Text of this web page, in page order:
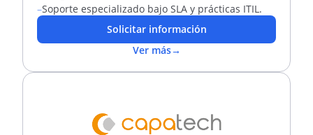
–Soporte especializado bajo SLA y prácticas ITIL.
Solicitar información
Ver más→